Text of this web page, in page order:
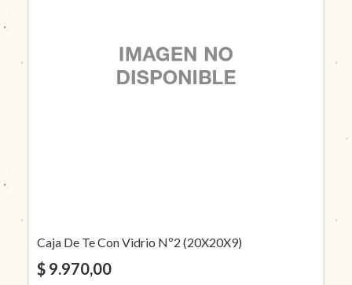
Caja De Te Con Vidrio Nº2 (20X20X9)
$ 9.970,00